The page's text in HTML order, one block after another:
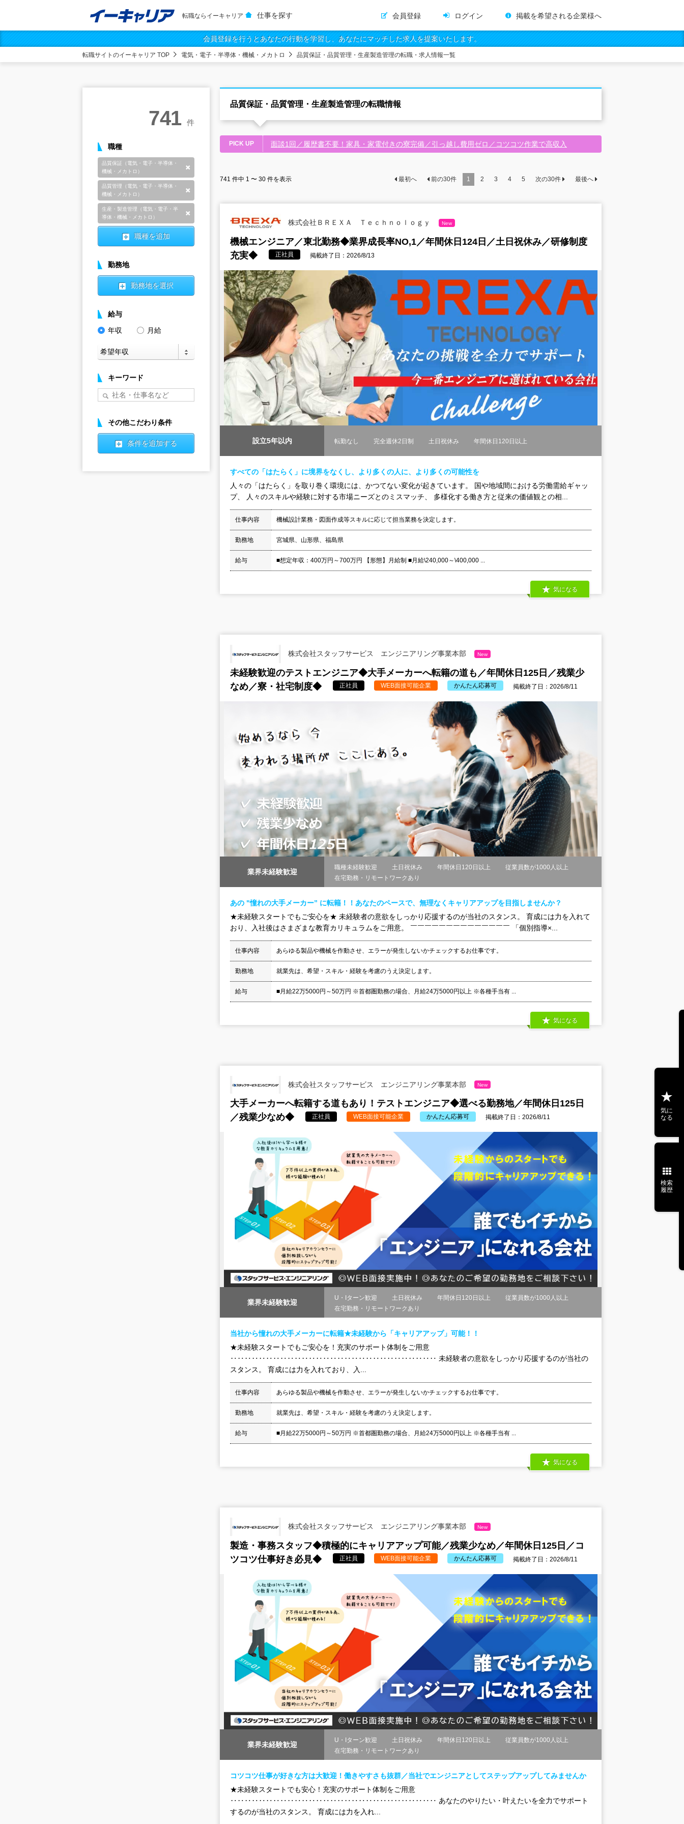
転職ならイーキャリア 仕事を探す 会員登録 ログイン 掲載を希望される企業様へ
会員登録を行うとあなたの行動を学習し、あなたにマッチした求人を提案いたします。
転職サイトのイーキャリア TOP 電気・電子・半導体・機械・メカトロ 品質保証・品質管理・生産製造管理の転職・求人情報一覧
品質保証・品質管理・生産製造管理の転職情報
PICK UP 面談1回／履歴書不要！家具・家電付きの寮完備／引っ越し費用ゼロ／コツコツ作業で高収入
741 件中 1 〜 30 件を表示 最初へ 前の30件 1 2 3 4 5 次の30件 最後へ
株式会社ＢＲＥＸＡ Ｔｅｃｈｎｏｌｏｇｙ New
機械エンジニア／東北勤務◆業界成長率NO,1／年間休日124日／土日祝休み／研修制度
充実◆
正社員 掲載終了日：2026/8/13
設立5年以内 転勤なし 完全週休2日制 土日祝休み 年間休日120日以上
すべての「はたらく」に境界をなくし、より多くの人に、より多くの可能性を
人々の「はたらく」を取り巻く環境には、かつてない変化が起きています。 国や地域間における労働需給ギャッ
プ、 人々のスキルや経験に対する市場ニーズとのミスマッチ、 多様化する働き方と従来の価値観との相...
仕事内容 機械設計業務・図面作成等スキルに応じて担当業務を決定します。
勤務地 宮城県、山形県、福島県
給与 ■想定年収：400万円～700万円 【形態】月給制 ■月給\240,000～\400,000 ...
気になる
株式会社スタッフサービス エンジニアリング事業本部 New
未経験歓迎のテストエンジニア◆大手メーカーへ転籍の道も／年間休日125日／残業少
なめ／寮・社宅制度◆
正社員 WEB面接可能企業 かんたん応募可 掲載終了日：2026/8/11
業界未経験歓迎
職種未経験歓迎 土日祝休み 年間休日120日以上
従業員数が1000人以上
在宅勤務・リモートワークあり
あの "憧れの大手メーカー” に転籍！！あなたのペースで、無理なくキャリアアップを目指しませんか？
★未経験スタートでもご安心を★ 未経験者の意欲をしっかり応援するのが当社のスタンス。 育成には力を入れて
おり、入社後はさまざまな教育カリキュラムをご用意。 ￣￣￣￣￣￣￣￣￣￣￣￣￣￣ 「個別指導×...
仕事内容 あらゆる製品や機械を作動させ、エラーが発生しないかチェックするお仕事です。
勤務地 就業先は、希望・スキル・経験を考慮のうえ決定します。
給与 ■月給22万5000円～50万円 ※首都圏勤務の場合、月給24万5000円以上 ※各種手当有 ...
気になる
株式会社スタッフサービス エンジニアリング事業本部 New
大手メーカーへ転籍する道もあり！テストエンジニア◆選べる勤務地／年間休日125日
／残業少なめ◆
正社員 WEB面接可能企業 かんたん応募可 掲載終了日：2026/8/11
業界未経験歓迎
U・Iターン歓迎 土日祝休み 年間休日120日以上
従業員数が1000人以上
在宅勤務・リモートワークあり
当社から憧れの大手メーカーに転籍★未経験から「キャリアアップ」可能！！
★未経験スタートでもご安心を！充実のサポート体制をご用意
‥‥‥‥‥‥‥‥‥‥‥‥‥‥‥‥‥‥‥‥‥‥‥‥‥‥‥‥‥ 未経験者の意欲をしっかり応援するのが当社の
スタンス。 育成には力を入れており、入...
仕事内容 あらゆる製品や機械を作動させ、エラーが発生しないかチェックするお仕事です。
勤務地 就業先は、希望・スキル・経験を考慮のうえ決定します。
給与 ■月給22万5000円～50万円 ※首都圏勤務の場合、月給24万5000円以上 ※各種手当有 ...
気になる
株式会社スタッフサービス エンジニアリング事業本部 New
製造・事務スタッフ◆積極的にキャリアアップ可能／残業少なめ／年間休日125日／コ
ツコツ仕事好き必見◆
正社員 WEB面接可能企業 かんたん応募可 掲載終了日：2026/8/11
業界未経験歓迎
U・Iターン歓迎 土日祝休み 年間休日120日以上
従業員数が1000人以上
在宅勤務・リモートワークあり
コツコツ仕事が好きな方は大歓迎！働きやすさも抜群／当社でエンジニアとしてステップアップしてみませんか
★未経験スタートでも安心！充実のサポート体制をご用意
‥‥‥‥‥‥‥‥‥‥‥‥‥‥‥‥‥‥‥‥‥‥‥‥‥‥‥‥‥ あなたのやりたい・叶えたいを全力でサポート
するのが当社のスタンス。 育成には力を入れ...
741 件
職種
品質保証（電気・電子・半導体・
機械・メカトロ）
品質管理（電気・電子・半導体・
機械・メカトロ）
生産・製造管理（電気・電子・半
導体・機械・メカトロ）
職種を追加
勤務地
勤務地を選択
給与
年収
月給
キーワード
その他こだわり条件
条件を追加する
気に
なる
検索
履歴